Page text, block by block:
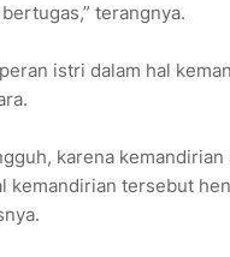
terangnya.
istri dalam hal
karena
tersebut